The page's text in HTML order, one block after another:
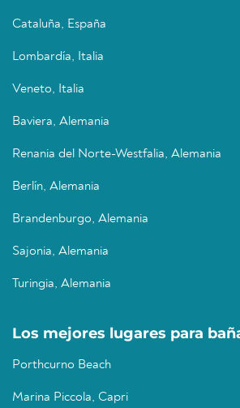
Cataluña, España
Lombardía, Italia
Veneto, Italia
Baviera, Alemania
Renania del Norte-Westfalia, Alemania
Berlín, Alemania
Brandenburgo, Alemania
Sajonia, Alemania
Turingia, Alemania
Los mejores lugares para
Porthcurno Beach
Marina Piccola, Capri